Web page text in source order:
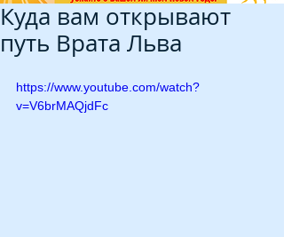
Куда вам открывают
путь Врата Льва
https://www.youtube.com/watch?
v=V6brMAQjdFc